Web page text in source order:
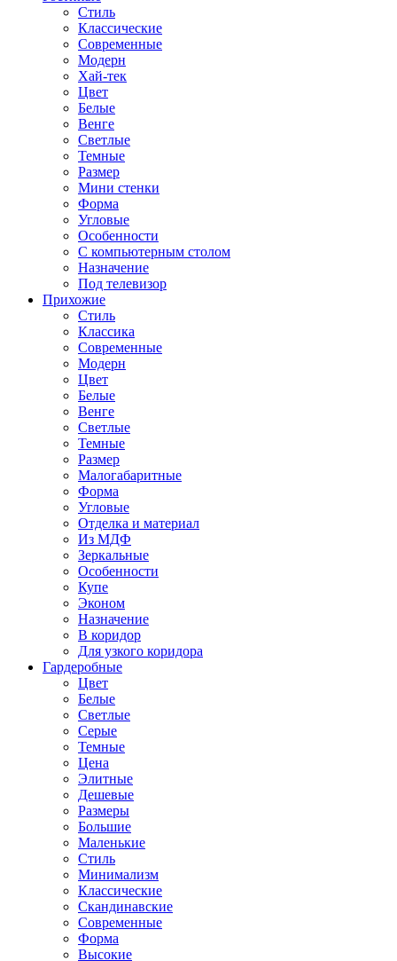
Стиль
Классические
Современные
Модерн
Хай-тек
Цвет
Белые
Венге
Светлые
Темные
Размер
Мини стенки
Форма
Угловые
Особенности
С компьютерным столом
Назначение
Под телевизор
Прихожие
Стиль
Классика
Современные
Модерн
Цвет
Белые
Венге
Светлые
Темные
Размер
Малогабаритные
Форма
Угловые
Отделка и материал
Из МДФ
Зеркальные
Особенности
Купе
Эконом
Назначение
В коридор
Для узкого коридора
Гардеробные
Цвет
Белые
Светлые
Серые
Темные
Цена
Элитные
Дешевые
Размеры
Большие
Маленькие
Стиль
Минимализм
Классические
Скандинавские
Современные
Форма
Высокие